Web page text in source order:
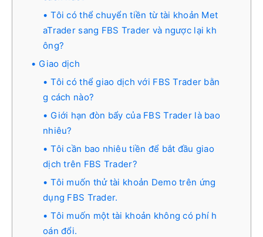
Tôi có thể chuyển tiền từ tài khoản Met
aTrader sang FBS Trader và ngược lại kh
ông?
Giao dịch
Tôi có thể giao dịch với FBS Trader bằn
g cách nào?
Giới hạn đòn bẩy của FBS Trader là bao
nhiêu?
Tôi cần bao nhiêu tiền để bắt đầu giao
dịch trên FBS Trader?
Tôi muốn thử tài khoản Demo trên ứng
dụng FBS Trader.
Tôi muốn một tài khoản không có phí h
oán đổi.